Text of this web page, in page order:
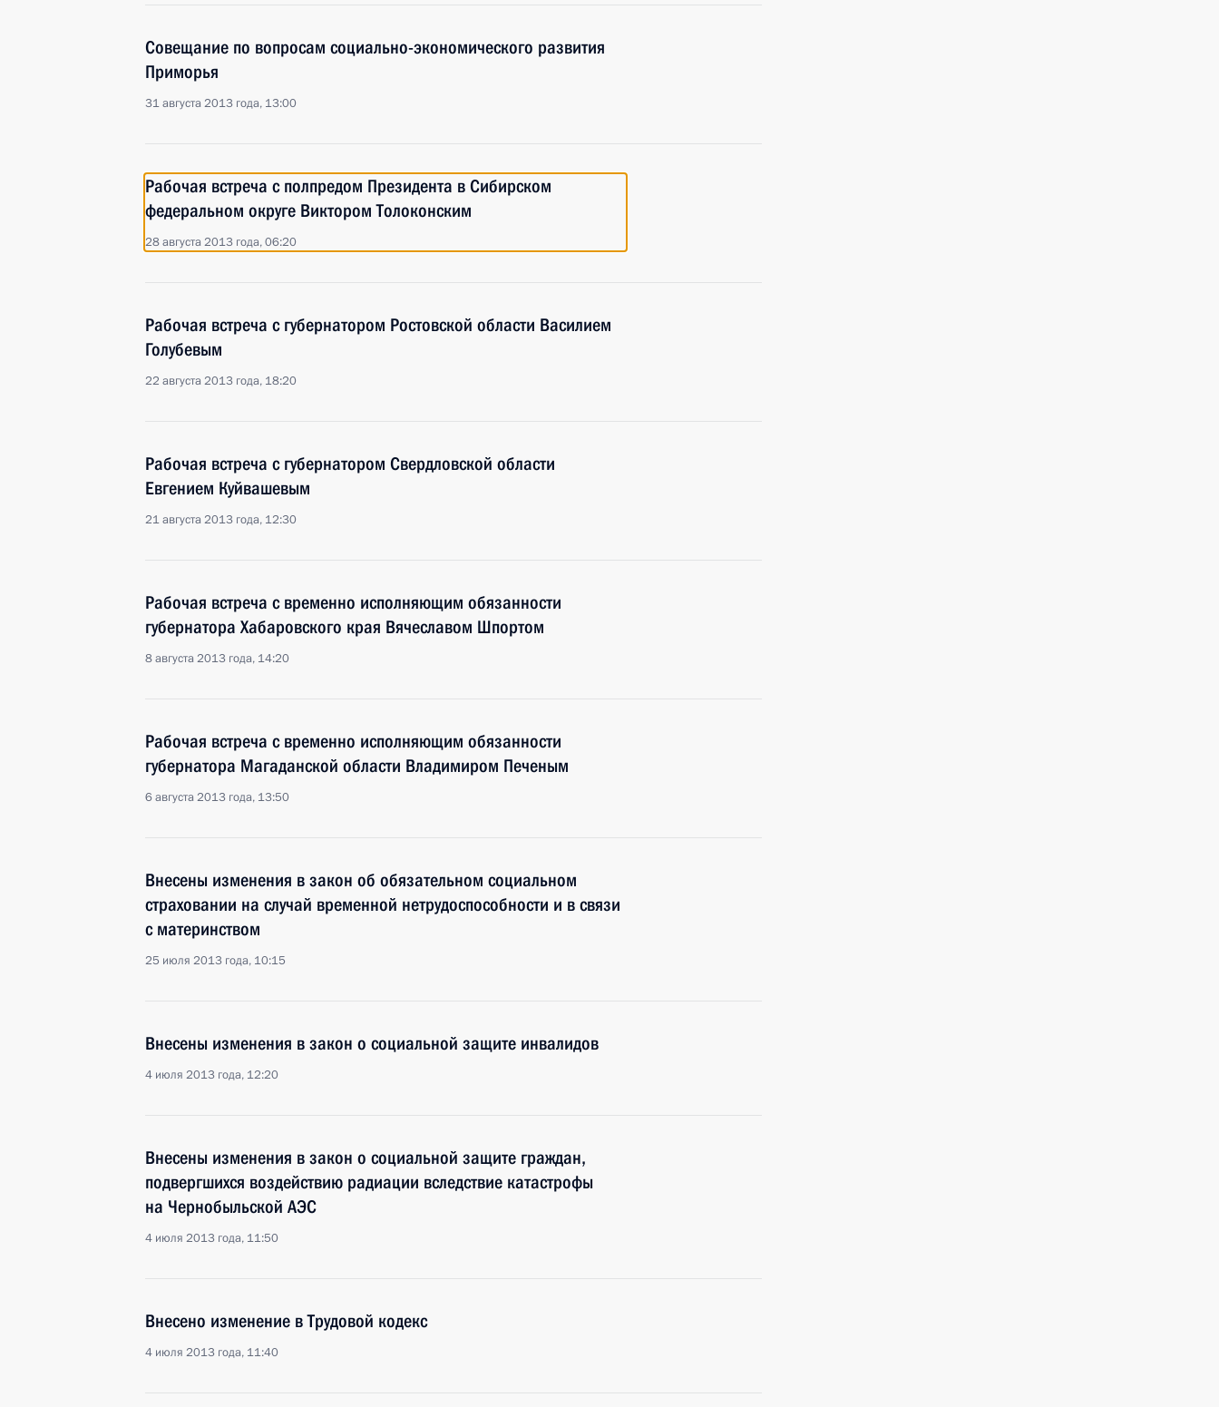
Совещание по вопросам социально-экономического развития
Приморья
31 августа 2013 года, 13:00
Рабочая встреча с полпредом Президента в Сибирском
федеральном округе Виктором Толоконским
28 августа 2013 года, 06:20
Рабочая встреча с губернатором Ростовской области Василием
Голубевым
22 августа 2013 года, 18:20
Рабочая встреча с губернатором Свердловской области
Евгением Куйвашевым
21 августа 2013 года, 12:30
Рабочая встреча с временно исполняющим обязанности
губернатора Хабаровского края Вячеславом Шпортом
8 августа 2013 года, 14:20
Рабочая встреча с временно исполняющим обязанности
губернатора Магаданской области Владимиром Печеным
6 августа 2013 года, 13:50
Внесены изменения в закон об обязательном социальном
страховании на случай временной нетрудоспособности и в связи
с материнством
25 июля 2013 года, 10:15
Внесены изменения в закон о социальной защите инвалидов
4 июля 2013 года, 12:20
Внесены изменения в закон о социальной защите граждан,
подвергшихся воздействию радиации вследствие катастрофы
на Чернобыльской АЭС
4 июля 2013 года, 11:50
Внесено изменение в Трудовой кодекс
4 июля 2013 года, 11:40